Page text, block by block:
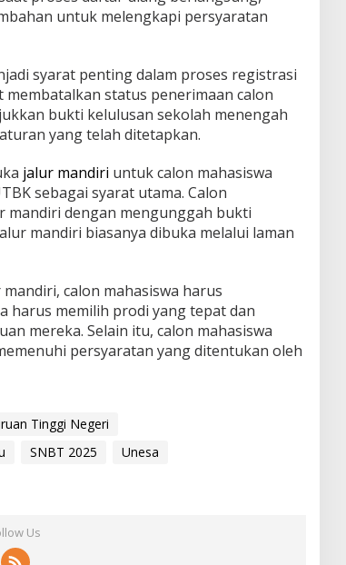
untuk melengkapi persyaratan
syarat penting dalam proses registrasi
status penerimaan calon
bukti kelulusan sekolah menengah
yang telah ditetapkan.
jalur mandiri untuk calon mahasiswa
sebagai syarat utama. Calon
mandiri dengan mengunggah bukti
mandiri biasanya dibuka melalui laman
calon mahasiswa harus
harus memilih prodi yang tepat dan
mereka. Selain itu, calon mahasiswa
persyaratan yang ditentukan oleh
Tinggi Negeri
SNBT 2025
Unesa
Us